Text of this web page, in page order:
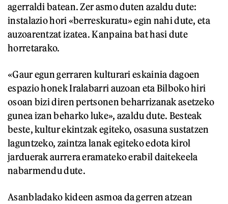
agerraldi batean. Zer asmo duten azaldu dute:
instalazio hori «berreskuratu» egin nahi dute, eta
auzoarentzat izatea. Kanpaina bat hasi dute
horretarako.
«Gaur egun gerraren kulturari eskainia dagoen
espazio honek Iralabarri auzoan eta Bilboko hiri
osoan bizi diren pertsonen beharrizanak asetzeko
gunea izan beharko luke», azaldu dute. Besteak
beste, kultur ekintzak egiteko, osasuna sustatzen
laguntzeko, zaintza lanak egiteko edota kirol
jarduerak aurrera eramateko erabil daitekeela
nabarmendu dute.
Asanbladako kideen asmoa da gerren atzean